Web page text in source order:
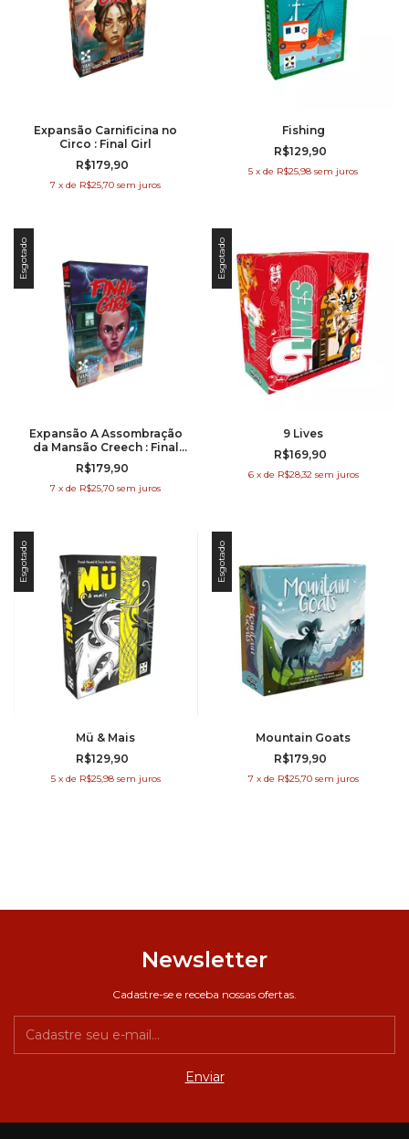
Expansão Carnificina no
Circo : Final Girl
R$179,90
7 xde R$25,70 sem juros
Fishing
R$129,90
5 xde R$25,98 sem juros
Esgotado
Expansão A Assombração
da Mansão Creech : Final
Girl
R$179,90
7 xde R$25,70 sem juros
Esgotado
9 Lives
R$169,90
6 x de R$28,32 sem juros
Esgotado
Mü & Mais
R$129,90
5 x de R$25,98 sem juros
Esgotado
Mountain Goats
R$179,90
7 x de R$25,70 sem juros
Newsletter
Cadastre-se e receba nossas ofertas.